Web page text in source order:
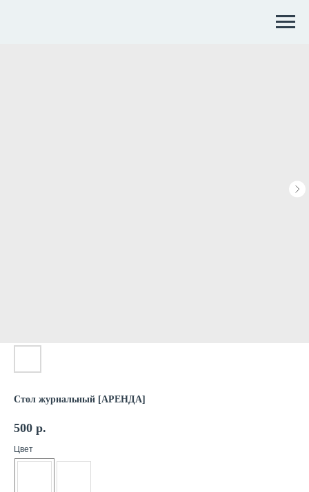
Стол журнальный [АРЕНДА]
500 р.
Цвет